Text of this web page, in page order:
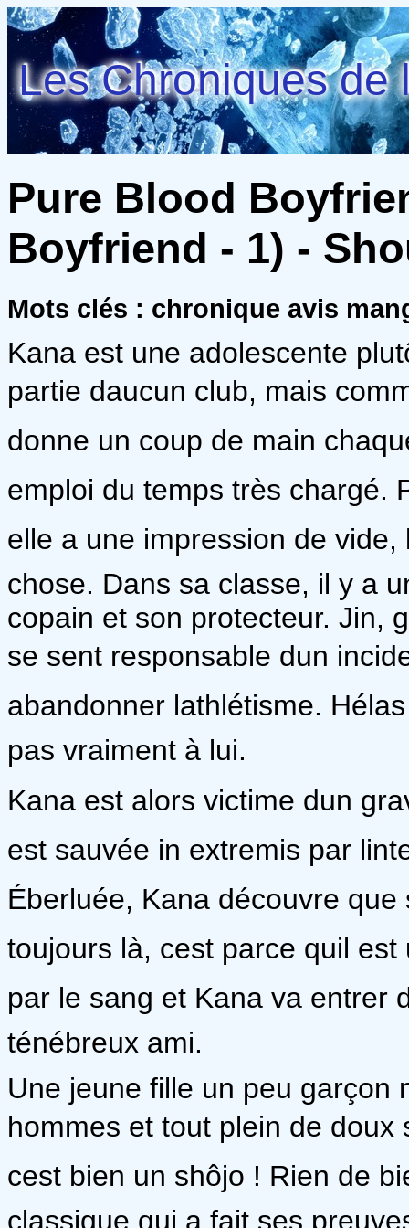
Les Chroniques de
Pure Blood
Boyfriend - 1) -
Mots clés : chronique avis
Kana est une adolescente
partie daucun club, mais
donne un coup de main
emploi du temps très chargé.
elle a une impression de vide,
chose. Dans sa classe, il y a
copain et son protecteur. Jin,
se sent responsable dun
abandonner lathlétisme.
pas vraiment à lui.
Kana est alors victime dun
est sauvée in extremis par
Éberluée, Kana découvre que
toujours là, cest parce quil
par le sang et Kana va entrer
ténébreux ami.
Une jeune fille un peu garçon
hommes et tout plein de doux
cest bien un shôjo ! Rien de
classique qui a fait ses